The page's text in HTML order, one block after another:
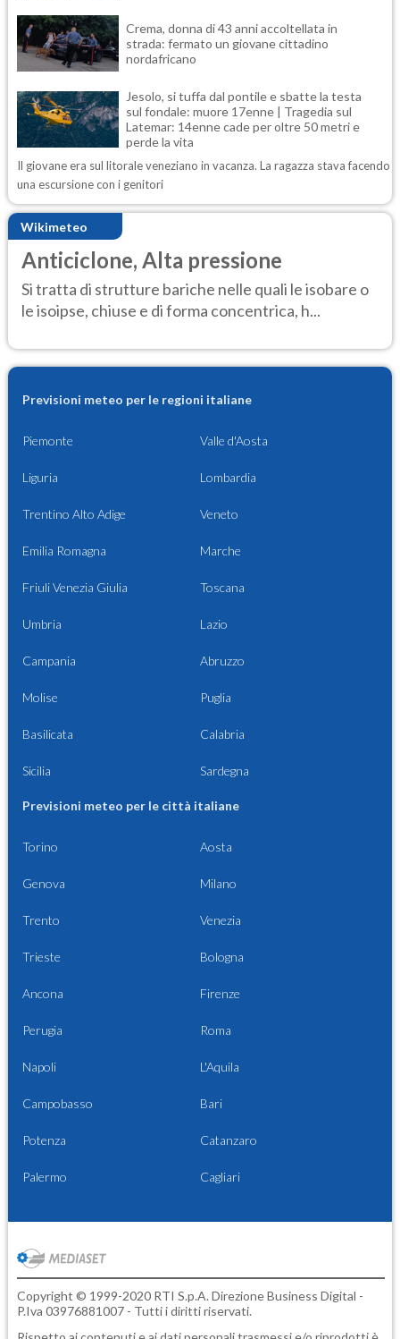
Crema, donna di 43 anni accoltellata in
strada: fermato un giovane cittadino
nordafricano
Jesolo, si tuffa dal pontile e sbatte la testa
sul fondale: muore 17enne | Tragedia sul
Latemar: 14enne cade per oltre 50 metri e
perde la vita
Il giovane era sul litorale veneziano in vacanza. La ragazza stava facendo
una escursione con i genitori
Wikimeteo
Anticiclone, Alta pressione
Si tratta di strutture bariche nelle quali le isobare o
le isoipse, chiuse e di forma concentrica, h...
Previsioni meteo per le regioni italiane
Piemonte Valle d'Aosta
Liguria Lombardia
Trentino Alto Adige Veneto
Emilia Romagna Marche
Friuli Venezia Giulia Toscana
Umbria Lazio
Campania Abruzzo
Molise Puglia
Basilicata Calabria
Sicilia Sardegna
Previsioni meteo per le città italiane
Torino Aosta
Genova Milano
Trento Venezia
Trieste Bologna
Ancona Firenze
Perugia Roma
Napoli L'Aquila
Campobasso Bari
Potenza Catanzaro
Palermo Cagliari
Copyright © 1999-2020 RTI S.p.A. Direzione Business Digital -
P.Iva 03976881007 - Tutti i diritti riservati.